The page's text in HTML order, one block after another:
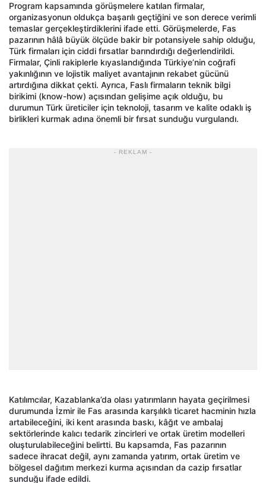
Program kapsamında görüşmelere katılan firmalar,
organizasyonun oldukça başarılı geçtiğini ve son derece verimli
temaslar gerçekleştirdiklerini ifade etti. Görüşmelerde, Fas
pazarının hâlâ büyük ölçüde bakir bir potansiyele sahip olduğu,
Türk firmaları için ciddi fırsatlar barındırdığı değerlendirildi.
Firmalar, Çinli rakiplerle kıyaslandığında Türkiye’nin coğrafi
yakınlığının ve lojistik maliyet avantajının rekabet gücünü
artırdığına dikkat çekti. Ayrıca, Faslı firmaların teknik bilgi
birikimi (know-how) açısından gelişime açık olduğu, bu
durumun Türk üreticiler için teknoloji, tasarım ve kalite odaklı iş
birlikleri kurmak adına önemli bir fırsat sunduğu vurgulandı.
- REKLAM -
Katılımcılar, Kazablanka’da olası yatırımların hayata geçirilmesi
durumunda İzmir ile Fas arasında karşılıklı ticaret hacminin hızla
artabileceğini, iki kent arasında baskı, kâğıt ve ambalaj
sektörlerinde kalıcı tedarik zincirleri ve ortak üretim modelleri
oluşturulabileceğini belirtti. Bu kapsamda, Fas pazarının
sadece ihracat değil, aynı zamanda yatırım, ortak üretim ve
bölgesel dağıtım merkezi kurma açısından da cazip fırsatlar
sunduğu ifade edildi.